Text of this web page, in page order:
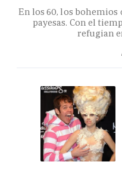
En los 60, los bohemios
payesas. Con el
refugian